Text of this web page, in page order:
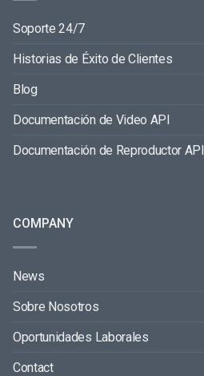
Soporte 24/7
Historias de Éxito de Clientes
Blog
Documentación de Video API
Documentación de Reproductor API
COMPANY
News
Sobre Nosotros
Oportunidades Laborales
Contact